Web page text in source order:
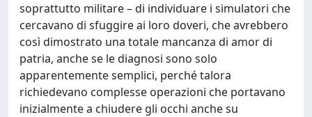
soprattutto militare – di individuare i simulatori che
cercavano di sfuggire ai loro doveri, che avrebbero
così dimostrato una totale mancanza di amor di
patria, anche se le diagnosi sono solo
apparentemente semplici, perché talora
richiedevano complesse operazioni che portavano
inizialmente a chiudere gli occhi anche su